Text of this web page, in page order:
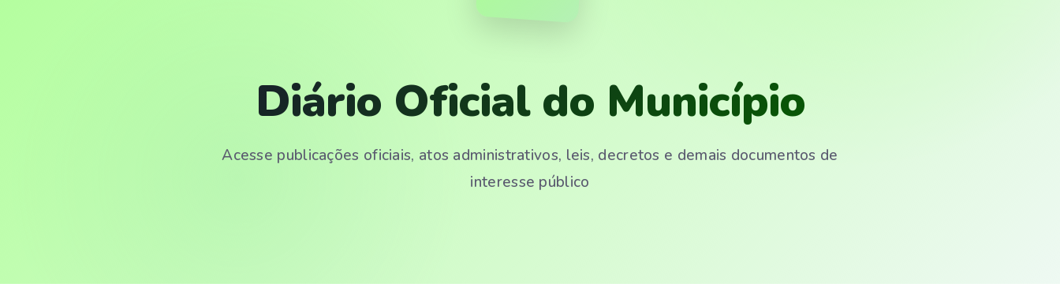
Diário Oficial do Município
Acesse publicações oficiais, atos administrativos, leis, decretos e demais documentos de
interesse público